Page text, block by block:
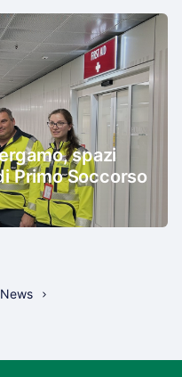
spazi
Primo Soccorso